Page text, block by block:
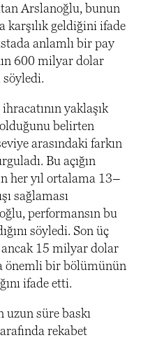
Arslanoğlu, bunun
geldiğini ifade
anlamlı bir pay
600 milyar dolar
söyledi.
yaklaşık
belirten
arasındaki farkın
Bu açığın
her yıl ortalama 13–
sağlaması
performansın bu
söyledi. Son üç
ancak 15 milyar dolar
önemli bir bölümünün
ifade etti.
uzun süre baskı
rekabet